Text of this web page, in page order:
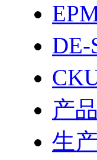
产
生